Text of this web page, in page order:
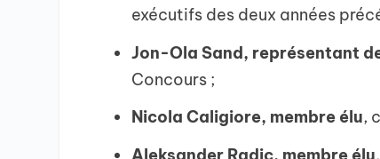
exécutifs des deux années
Jon-Ola Sand, représentant de
Concours ;
Nicola Caligiore, membre élu,
Aleksander Radic, membre élu